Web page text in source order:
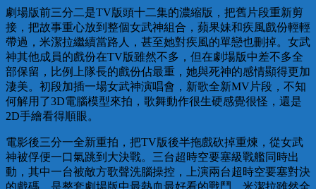
劇場版前三分二是TV版頭十二集的濃縮版，把舊片段重新剪
接，把故事重心放到整個女武神組合，蘋果妹和疾風戲份輕輕
帶過，米潔拉繼續當路人，甚至她對疾風的單戀也刪掉。女武
神其他成員的戲份在TV版雖然不多，但在劇場版中差不多全
部保留，比例上隊長的戲份佔最重，她與死神的感情顯得更加
淒美。初段加插一場女武神演唱會，新歌全新MV片段，不知
何解用了3D電腦模型來拍，歌舞動作很生硬感覺很怪，還是
2D手繪看得順眼。
電影後三分一全新重拍，把TV版後半拖戲砍掉重煉，從女武
神被俘便一口氣跳到大決戰。三台超時空要塞級戰艦同時出
動，其中一台被敵方歌聲洗腦操控，上演兩台超時空要塞對決
的戲碼，是整套劇場版中最熱血最好看的戰鬥。米潔拉雖然全